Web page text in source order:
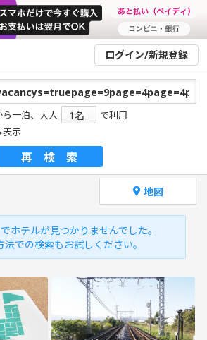
ログイン/新規登録
ら一泊、大人
で利用
表示
再検索
地図
ホテルが見つかりませんでした。
法での検索もお試しください。